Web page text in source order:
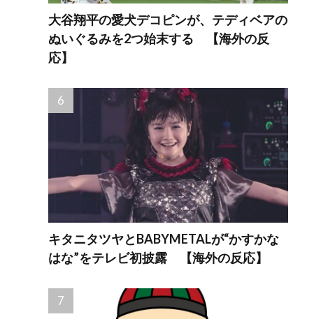
大谷翔平の愛犬デコピンが、テディベアの
ぬいぐるみを2つ始末する 【海外の反
応】
キタニタツヤとBABYMETALが“かすかな
はな”をテレビ初披露 【海外の反応】